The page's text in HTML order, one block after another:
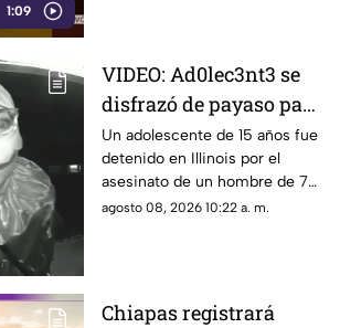
1:09
VIDEO: Ad0lec3nt3 se
disfrazó de payaso para
cometer un asesinato
pero olvidó que había
cámaras
Un adolescente de 15 años fue
detenido en Illinois por el
asesinato de un hombre de 78
años. Un video lo muestra con
agosto 08, 2026 10:22 a. m.
Chiapas registrará